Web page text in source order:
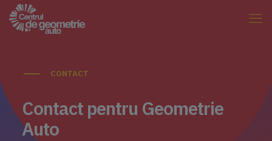
CONTACT
Contact pentru Geometrie
Auto